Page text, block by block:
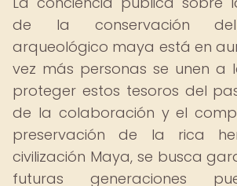
de la conservación del
arqueológico maya está en
vez más personas se unen a
proteger estos tesoros del
de la colaboración y el
preservación de la rica
civilización Maya, se busca
futuras generaciones